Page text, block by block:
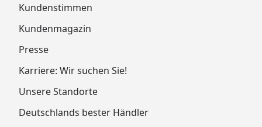
Kundenstimmen
Kundenmagazin
Presse
Karriere: Wir suchen Sie!
Unsere Standorte
Deutschlands bester Händler